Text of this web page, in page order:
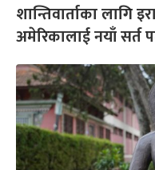
शान्तिवार्ताका लागि
अमेरिकालाई नयाँ सर्त